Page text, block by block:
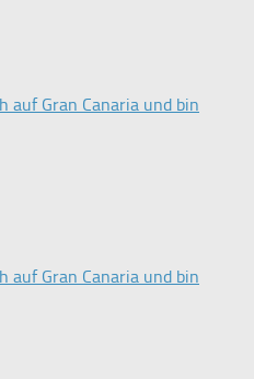
auf Gran Canaria und bin
auf Gran Canaria und bin